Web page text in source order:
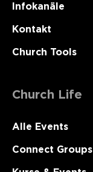
Infokanäle
Kontakt
Church Tools
Church Life
Alle Events
Connect Groups